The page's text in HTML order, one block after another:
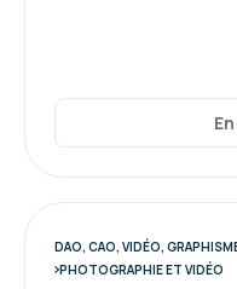
Enseignement de
DAO, CAO, VIDÉO,
PHOTOGRAPHIE ET VIDÉO